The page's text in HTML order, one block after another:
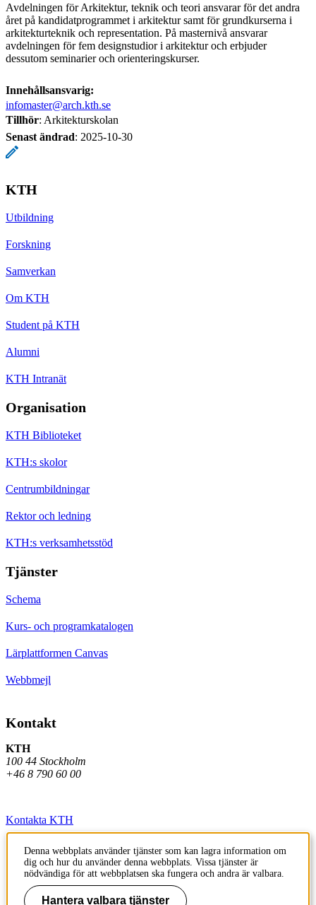
Avdelningen för Arkitektur, teknik och teori ansvarar för det andra
året på kandidatprogrammet i arkitektur samt för grundkurserna i
arkitekturteknik och representation. På masternivå ansvarar
avdelningen för fem designstudior i arkitektur och erbjuder
dessutom seminarier och orienteringskurser.
Innehållsansvarig:
infomaster@arch.kth.se
Tillhör: Arkitekturskolan
Senast ändrad: 2025-10-30
KTH
Utbildning
Forskning
Samverkan
Om KTH
Student på KTH
Alumni
KTH Intranät
Organisation
KTH Biblioteket
KTH:s skolor
Centrumbildningar
Rektor och ledning
KTH:s verksamhetsstöd
Tjänster
Schema
Kurs- och programkatalogen
Lärplattformen Canvas
Webbmejl
Kontakt
KTH
100 44 Stockholm
+46 8 790 60 00
Kontakta KTH
Jobba på KTH
Press och media
Faktura och betalning KTH
Denna webbplats använder tjänster som kan lagra information om
dig och hur du använder denna webbplats. Vissa tjänster är
nödvändiga för att webbplatsen ska fungera och andra är valbara.
Hantera valbara tjänster